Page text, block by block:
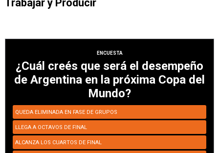
Trabajar y Producir
ENCUESTA
¿Cuál creés que será el desempeño
de Argentina en la próxima Copa del
Mundo?
QUEDA ELIMINADA EN FASE DE GRUPOS
LLEGA A OCTAVOS DE FINAL
ALCANZA LOS CUARTOS DE FINAL